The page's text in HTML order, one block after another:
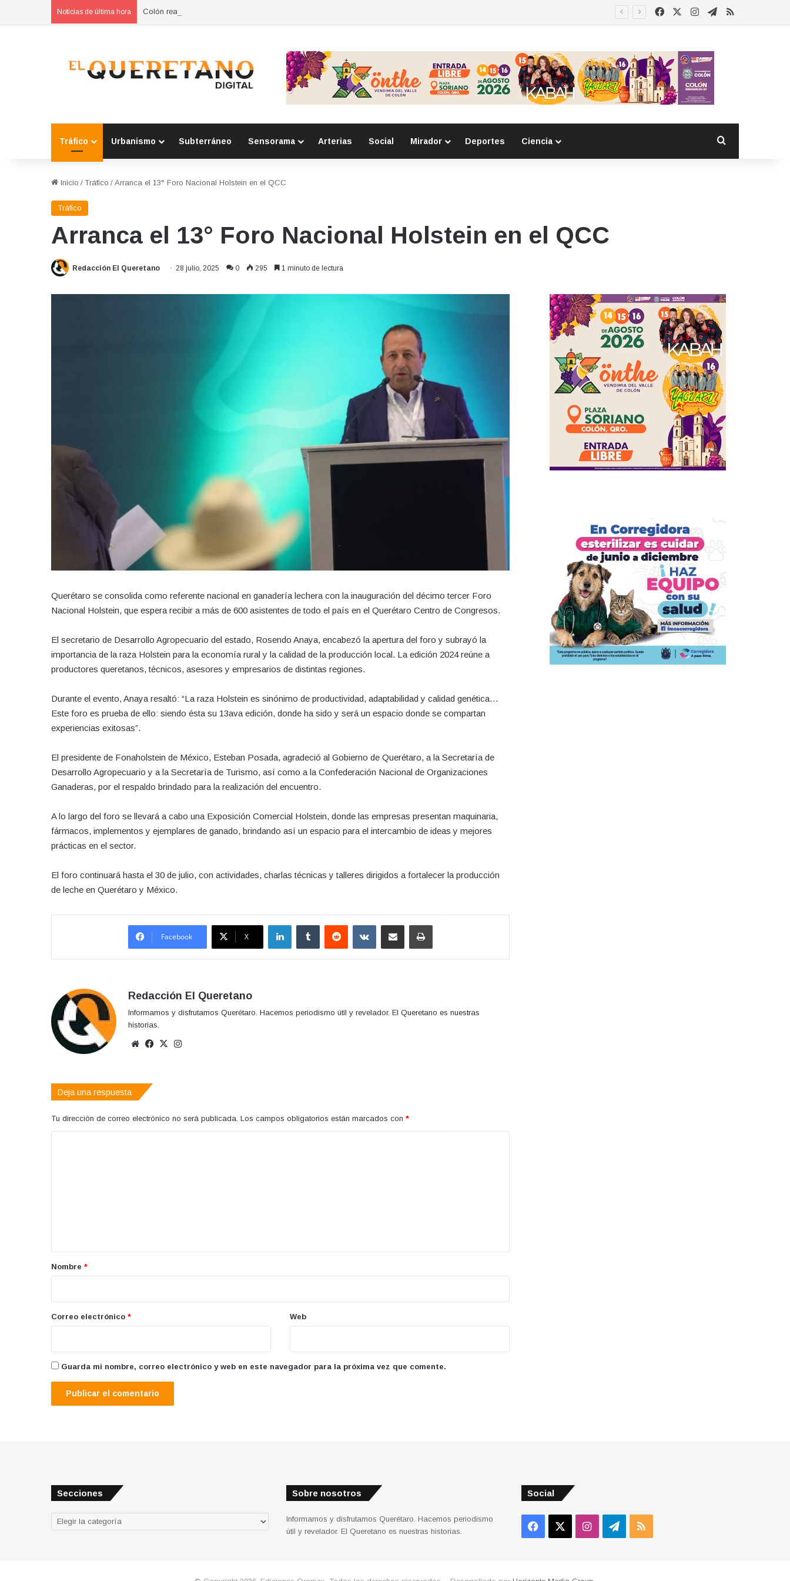
Noticias de última hora Colón realiza jornada para prevenir delitos cibernéticos FacebookInstagram
Telegram
RSS
Tráfico Urbanismo Subterráneo Sensorama Arterias Social Mirador Deportes Ciencia
Inicio / Tráfico / Arranca el 13° Foro Nacional Holstein en el QCC
Tráfico
Arranca el 13° Foro Nacional Holstein en el QCC
Redacción El Queretano 28 julio, 2025 0 295 1 minuto de lectura
Querétaro se consolida como referente nacional en ganadería lechera con la inauguración del décimo tercer Foro
Nacional Holstein, que espera recibir a más de 600 asistentes de todo el país en el Querétaro Centro de Congresos.
El secretario de Desarrollo Agropecuario del estado, Rosendo Anaya, encabezó la apertura del foro y subrayó la
importancia de la raza Holstein para la economía rural y la calidad de la producción local. La edición 2024 reúne a
productores queretanos, técnicos, asesores y empresarios de distintas regiones.
Durante el evento, Anaya resaltó: “La raza Holstein es sinónimo de productividad, adaptabilidad y calidad genética…
Este foro es prueba de ello: siendo ésta su 13ava edición, donde ha sido y será un espacio donde se compartan
experiencias exitosas”.
El presidente de Fonaholstein de México, Esteban Posada, agradeció al Gobierno de Querétaro, a la Secretaría de
Desarrollo Agropecuario y a la Secretaría de Turismo, así como a la Confederación Nacional de Organizaciones
Ganaderas, por el respaldo brindado para la realización del encuentro.
A lo largo del foro se llevará a cabo una Exposición Comercial Holstein, donde las empresas presentan maquinaria,
fármacos, implementos y ejemplares de ganado, brindando así un espacio para el intercambio de ideas y mejores
prácticas en el sector.
El foro continuará hasta el 30 de julio, con actividades, charlas técnicas y talleres dirigidos a fortalecer la producción
de leche en Querétaro y México.
Facebook X
LinkedInTumblr Reddit VKontakteCompartir por correo electrónicoImprimir
Redacción El Queretano
Informamos y disfrutamos Querétaro. Hacemos periodismo útil y revelador. El Queretano es nuestras
historias.
Sitio
Facebook
X
Deja una respuesta
Tu dirección de correo electrónico no será publicada. Los campos obligatorios están marcados con *
r
*
Nombre *
Correo electrónico * Web
Guarda mi nombre, correo electrónico y web en este navegador para la próxima vez que comente.
Secciones
Secciones
Sobre nosotros
Informamos y disfrutamos Querétaro. Hacemos periodismo
útil y revelador. El Queretano es nuestras historias.
Social
Facebook InstagramTelegram
RSS